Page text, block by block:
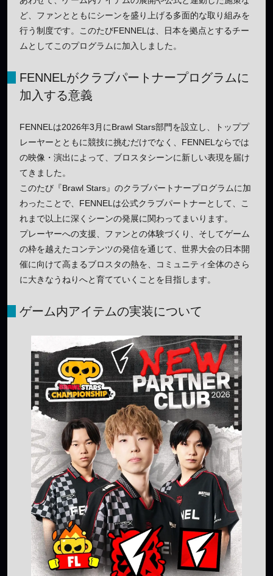
ど、ファンとともにシーンを盛り上げる多面的な取り組みを
行う制度です。このたびFENNELは、日本を拠点とするチー
ムとしてこのプログラムに加入しました。
FENNELがクラブパートナープログラムに
加入する意義
FENNELは2026年3月にBrawl Stars部門を設立し、トッププ
レーヤーとともに競技に挑むだけでなく、FENNELならでは
の映像・演出によって、ブロスタシーンに新しい表現を届け
てきました。
このたび『Brawl Stars』のクラブパートナープログラムに加
わったことで、FENNELは公式クラブパートナーとして、こ
れまで以上に深くシーンの発展に関わってまいります。
プレーヤーへの支援、ファンとの体験づくり、そしてゲーム
の枠を越えたコンテンツの発信を通じて、世界大会の日本開
催に向けて高まるブロスタの熱を、コミュニティ全体のさら
に大きなうねりへと育てていくことを目指します。
ゲーム内アイテムの実装について